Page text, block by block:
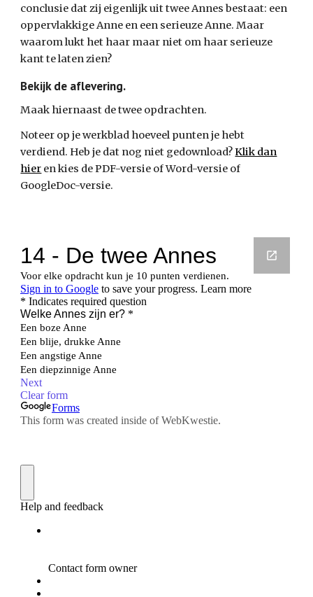
conclusie dat zij eigenlijk uit twee Annes bestaat: een
oppervlakkige Anne en een serieuze Anne. Maar
waarom lukt het haar maar niet om haar serieuze
kant te laten zien?
Bekijk de aflevering.
Maak hiernaast de twee opdrachten.
Noteer opje werkblad hoeveel punten je hebt
verdiend. Heb je dat nog niet gedownload?Klik dan
hier en kies de PDF-versie of Word-versie of
GoogleDoc-versie.